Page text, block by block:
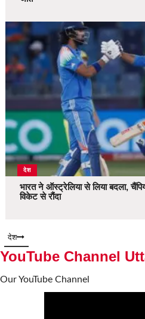
देश
भारत ने ऑस्ट्रेलिया से लिया बदला,
विकेट से रौंदा
देश
YouTube Channel
Our YouTube Channel